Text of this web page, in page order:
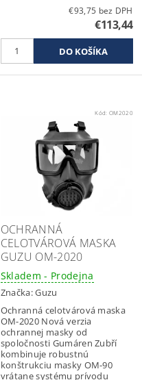
€93,75 bez DPH
€113,44
Kód: OM2020
OCHRANNÁ
CELOTVÁROVÁ MASKA
GUZU OM-2020
Skladem - Prodejna
Značka:Guzu
Ochranná celotvárová maska
OM-2020 Nová verzia
ochrannej masky od
spoločnosti Gumáren Zubří
kombinuje robustnú
konštrukciu masky OM-90
vrátane systému prívodu